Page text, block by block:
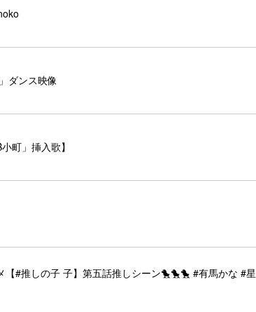
ダンス映像
町」挿入歌】
【#推しの子 子】第五話推しシーン🐤🐤🐤 #有馬かな #星